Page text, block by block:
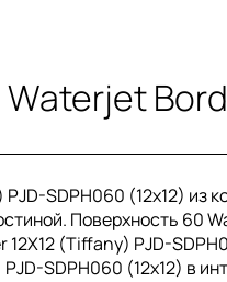
SDPH060 (12x12) из
Поверхность 60
(Tiffany) PJD-
SDPH060 (12x12) в